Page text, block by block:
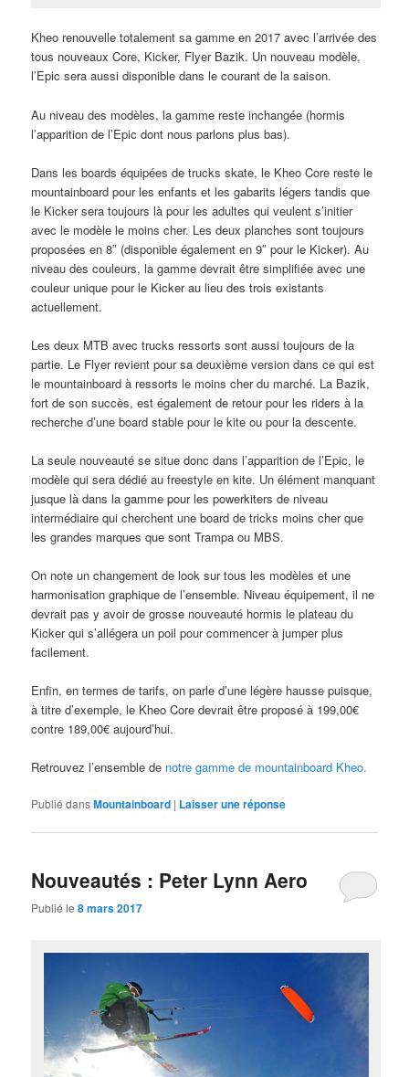
Kheo renouvelle totalement sa gamme en 2017 avec l’arrivée des
tous nouveaux Core, Kicker, Flyer Bazik. Un nouveau modèle,
l’Epic sera aussi disponible dans le courant de la saison.
Au niveau des modèles, la gamme reste inchangée (hormis
l’apparition de l’Epic dont nous parlons plus bas).
Dans les boards équipées de trucks skate, le Kheo Core reste le
mountainboard pour les enfants et les gabarits légers tandis que
le Kicker sera toujours là pour les adultes qui veulent s’initier
avec le modèle le moins cher. Les deux planches sont toujours
proposées en 8″ (disponible également en 9″ pour le Kicker). Au
niveau des couleurs, la gamme devrait être simplifiée avec une
couleur unique pour le Kicker au lieu des trois existants
actuellement.
Les deux MTB avec trucks ressorts sont aussi toujours de la
partie. Le Flyer revient pour sa deuxième version dans ce qui est
le mountainboard à ressorts le moins cher du marché. La Bazik,
fort de son succès, est également de retour pour les riders à la
recherche d’une board stable pour le kite ou pour la descente.
La seule nouveauté se situe donc dans l’apparition de l’Epic, le
modèle qui sera dédié au freestyle en kite. Un élément manquant
jusque là dans la gamme pour les powerkiters de niveau
intermédiaire qui cherchent une board de tricks moins cher que
les grandes marques que sont Trampa ou MBS.
On note un changement de look sur tous les modèles et une
harmonisation graphique de l’ensemble. Niveau équipement, il ne
devrait pas y avoir de grosse nouveauté hormis le plateau du
Kicker qui s’allégera un poil pour commencer à jumper plus
facilement.
Enfin, en termes de tarifs, on parle d’une légère hausse puisque,
à titre d’exemple, le Kheo Core devrait être proposé à 199,00€
contre 189,00€ aujourd’hui.
Retrouvez l’ensemble de notre gamme de mountainboard Kheo.
Publié dansMountainboard | Laisser une réponse
Nouveautés : Peter Lynn Aero
Publié le8 mars 2017